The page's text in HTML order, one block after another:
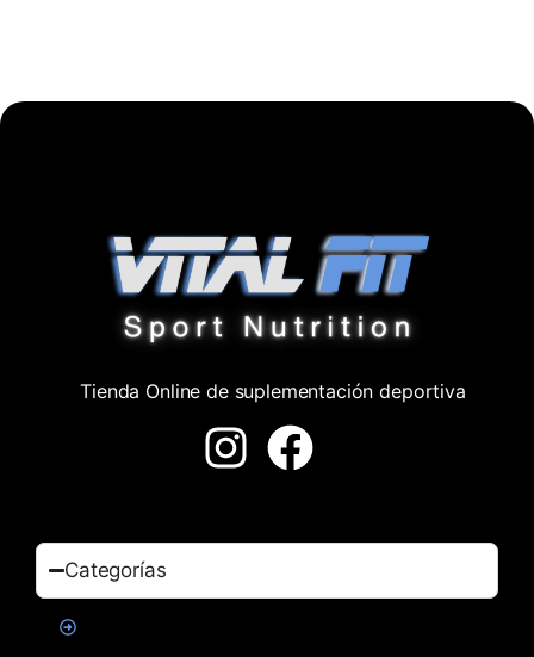
Tienda Online de suplementación deportiva
Categorías